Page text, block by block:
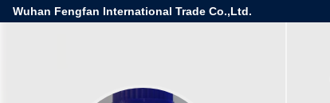
Wuhan Fengfan International Trade Co.,Ltd.